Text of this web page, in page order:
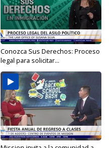
Conozca Sus Derechos: Proceso
legal para solicitar...